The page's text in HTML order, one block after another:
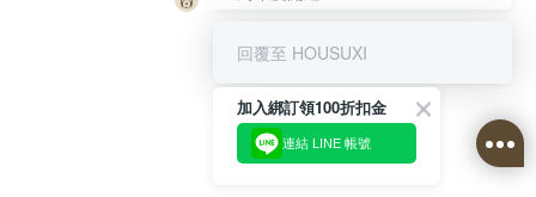
回覆至 HOUSUXI
加入綁訂領100折扣金
連結 LINE 帳號